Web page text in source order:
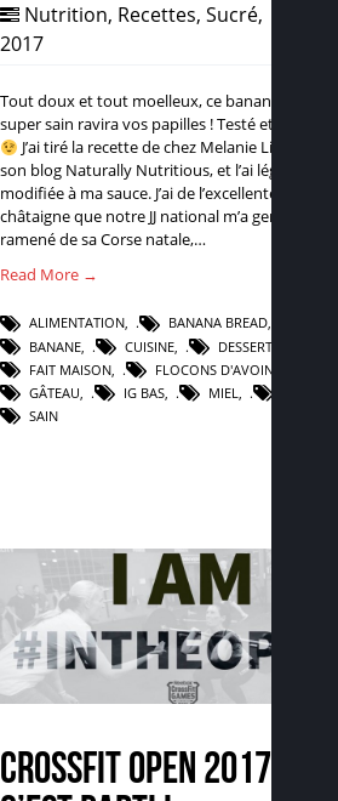
Nutrition, Recettes, Sucré,
2017
Tout doux et tout moelleux, ce banana bread
super sain ravira vos papilles ! Testé et approuvé
J’ai tiré la recette de chez Melanie Lionello, sur
son blog Naturally Nutritious, et l’ai légèrement
modifiée à ma sauce. J’ai de l’excellente farine de
châtaigne que notre JJ national m’a gentiment
ramené de sa Corse natale,…
Read More →
ALIMENTATION, BANANA BREAD,
BANANE
CUISINE DESSERT
FAIT MAISON
FLOCONS D'AVOINE
GÂTEAU
IG BAS MIEL
SAIN
CrossFit Open 2017 –